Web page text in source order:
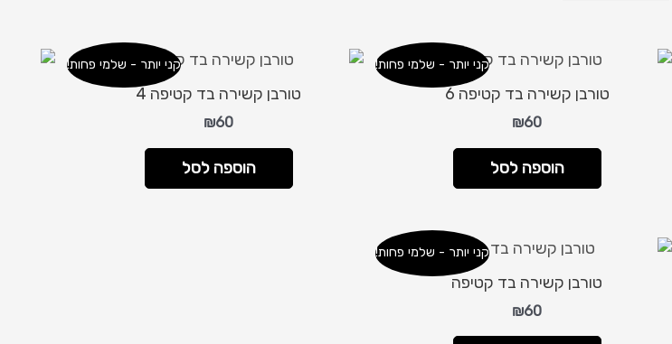
קני יותר - שלמי פחות!
טורבן קשירה בד קטיפה 6
₪60
הוספה לסל
קני יותר - שלמי פחות!
טורבן קשירה בד קטיפה 4
₪60
הוספה לסל
קני יותר - שלמי פחות!
טורבן קשירה בד קטיפה
₪60